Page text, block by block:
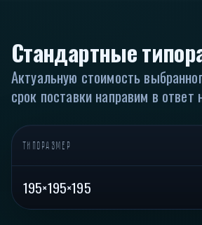
Стандартные
Актуальную стоимость
срок поставки направим в ответ
ТИПОРАЗМЕР
195×195×195